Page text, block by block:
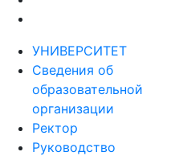
УНИВЕРСИТЕТ
Сведения об
образовательной
организации
Ректор
Руководство